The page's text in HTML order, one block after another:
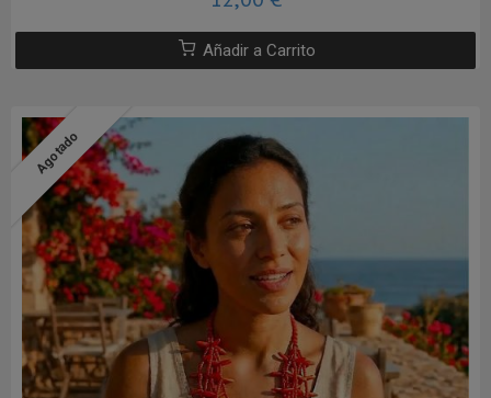
Añadir a Carrito
Agotado